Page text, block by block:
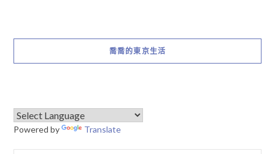
喬喬的東京生活
Powered by Translate